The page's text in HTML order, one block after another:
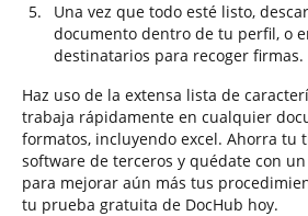
Una vez que todo esté listo,
documento dentro de tu perfil, o
destinatarios para recoger firmas.
Haz uso de la extensa lista de
trabaja rápidamente en cualquier
formatos, incluyendo excel. Ahorra tu
software de terceros y quédate con
para mejorar aún más tus
tu prueba gratuita de DocHub hoy.